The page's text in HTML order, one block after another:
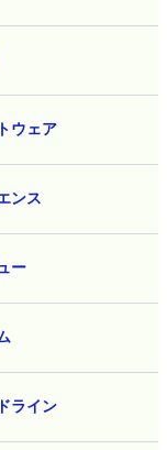
ウェア
ンス
ー
ライン